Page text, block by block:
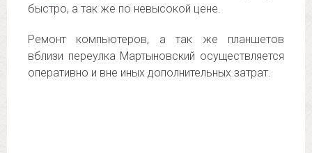
быстро, а так же по невысокой цене.
Ремонт компьютеров, а так же планшетов
вблизи переулка Мартыновский осуществляется
оперативно и вне иных дополнительных затрат.